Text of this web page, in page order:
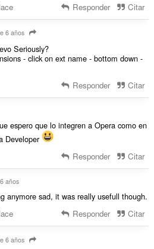
Responder Citar
6 años
Seriously?
- click on ext name - bottom down -
Responder Citar
espero que lo integren a Opera como en
Developer
Responder Citar
años
anymore sad, it was really usefull though.
Responder Citar
6 años